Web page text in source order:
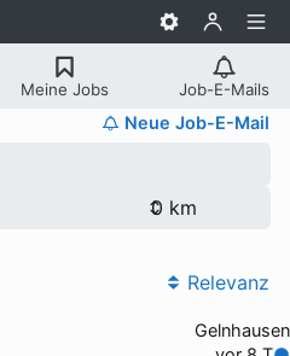
Meine Jobs Job-E-Mails
Neue Job-E-Mail
Relevanz
Gelnhausen